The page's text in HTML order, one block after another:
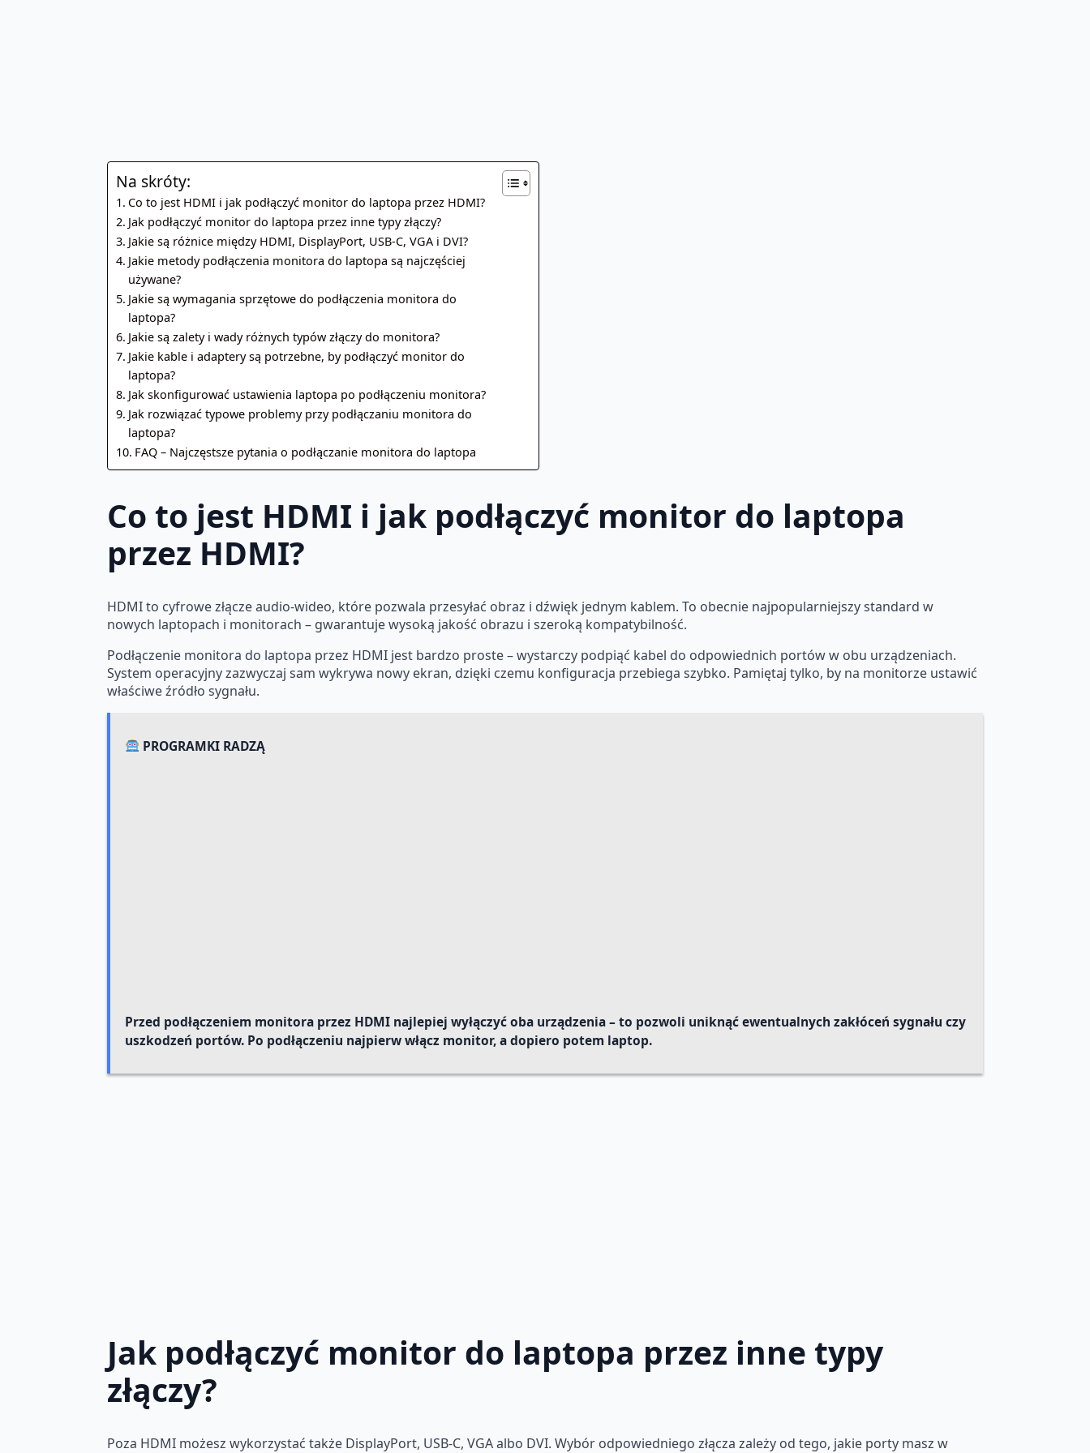
Na skróty:
Co to jest HDMI i jak podłączyć monitor do laptopa przez HDMI?
Jak podłączyć monitor do laptopa przez inne typy złączy?
Jakie są różnice między HDMI, DisplayPort, USB-C, VGA i DVI?
Jakie metody podłączenia monitora do laptopa są najczęściej
używane?
Jakie są wymagania sprzętowe do podłączenia monitora do
laptopa?
Jakie są zalety i wady różnych typów złączy do monitora?
Jakie kable i adaptery są potrzebne, by podłączyć monitor do
laptopa?
Jak skonfigurować ustawienia laptopa po podłączeniu monitora?
Jak rozwiązać typowe problemy przy podłączaniu monitora do
laptopa?
FAQ – Najczęstsze pytania o podłączanie monitora do laptopa
Co to jest HDMI i jak podłączyć monitor do laptopa
przez HDMI?
HDMI to cyfrowe złącze audio-wideo, które pozwala przesyłać obraz i dźwięk jednym kablem. To obecnie najpopularniejszy standard w
nowych laptopach i monitorach – gwarantuje wysoką jakość obrazu i szeroką kompatybilność.
Podłączenie monitora do laptopa przez HDMI jest bardzo proste – wystarczy podpiąć kabel do odpowiednich portów w obu urządzeniach.
System operacyjny zazwyczaj sam wykrywa nowy ekran, dzięki czemu konfiguracja przebiega szybko. Pamiętaj tylko, by na monitorze ustawić
właściwe źródło sygnału.
PROGRAMKI RADZĄ
Przed podłączeniem monitora przez HDMI najlepiej wyłączyć oba urządzenia – to pozwoli uniknąć ewentualnych zakłóceń sygnału czy
uszkodzeń portów. Po podłączeniu najpierw włącz monitor, a dopiero potem laptop.
Jak podłączyć monitor do laptopa przez inne typy
złączy?
Poza HDMI możesz wykorzystać także DisplayPort, USB-C, VGA albo DVI. Wybór odpowiedniego złącza zależy od tego, jakie porty masz w